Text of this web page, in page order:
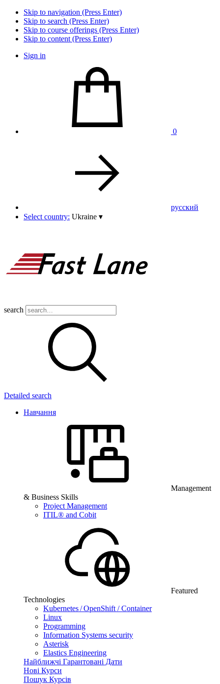
Skip to navigation (Press Enter)
Skip to search (Press Enter)
Skip to course offerings (Press Enter)
Skip to content (Press Enter)
Sign in
0
pусский
Select country: Ukraine ▾
search
Detailed search
Навчання
Management
& Business Skills
Project Management
ITIL® and Cobit
Featured
Technologies
Kubernetes / OpenShift / Container
Linux
Programming
Information Systems security
Asterisk
Elastics Engineering
Найближчі Гарантовані Дати
Нові Курси
Пошук Курсів